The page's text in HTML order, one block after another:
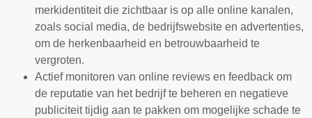
merkidentiteit die zichtbaar is op alle online kanalen,
zoals social media, de bedrijfswebsite en advertenties,
om de herkenbaarheid en betrouwbaarheid te
vergroten.
Actief monitoren van online reviews en feedback om
de reputatie van het bedrijf te beheren en negatieve
publiciteit tijdig aan te pakken om mogelijke schade te